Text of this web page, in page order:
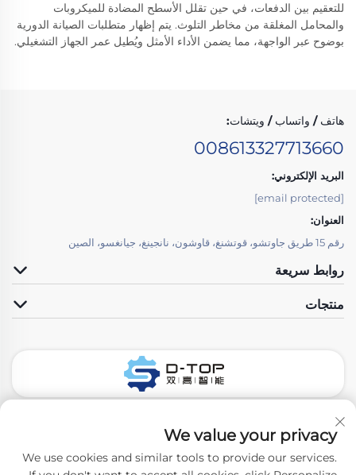
للتعقيم بين الدفعات، في حين تقلل الأسطح المضادة للميكروبات
والمحامل المغلقة من مخاطر التلوث. يتم إظهار متطلبات الصيانة الدورية
بوضوح عبر الواجهة، مما يضمن الأداء الأمثل ويُطيل عمر الجهاز التشغيلي.
هاتف / واتساب / ويتشات:
008613327713660
البريد الإلكتروني:
[email protected]
العنوان:
رقم 15 طريق جاوتشو، قوتشنغ، قاوشون، نانجينغ، جيانغسو، الصين
روابط سريعة
منتجات
We value your privacy
We use cookies and similar tools to provide our services.